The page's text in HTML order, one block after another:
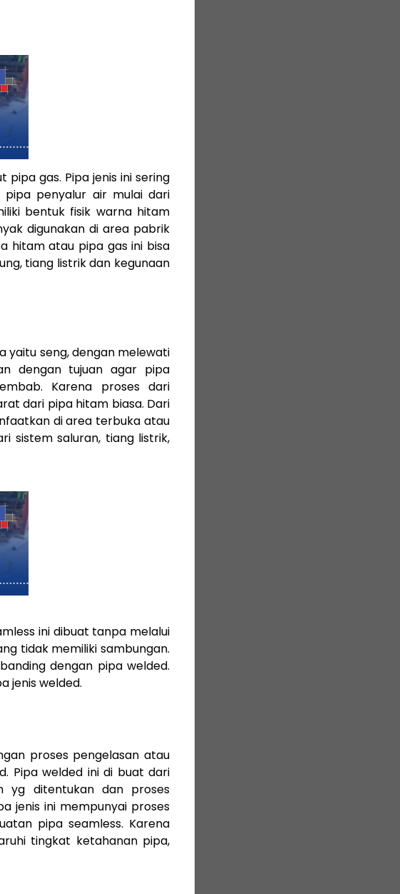
gas. Pipa jenis ini sering
pipa penyalur air mulai dari
bentuk fisik warna hitam
digunakan di area pabrik
hitam atau pipa gas ini bisa
tiang listrik dan kegunaan
yaitu seng, dengan melewati
dengan tujuan agar pipa
Karena proses dari
dari pipa hitam biasa. Dari
di area terbuka atau
sistem saluran, tiang listrik,
ini dibuat tanpa melalui
tidak memiliki sambungan.
dengan pipa welded.
jenis welded.
proses pengelasan atau
Pipa welded ini di buat dari
yg ditentukan dan proses
jenis ini mempunyai proses
pipa seamless. Karena
tingkat ketahanan pipa,